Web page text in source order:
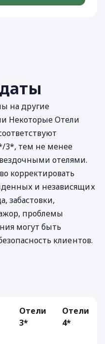
Отели
3*
Отели
4*
даты
на другие
Некоторые Отели
3*, тем не менее
отелями.
корректировать
и независящих
забастовки,
проблемы
могут быть
клиентов.